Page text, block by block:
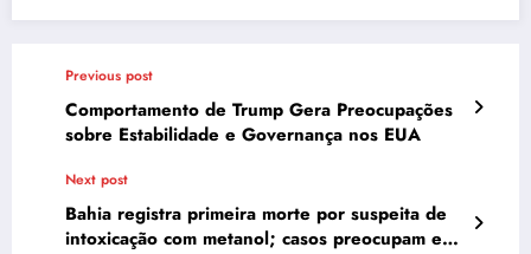
Previous post
Comportamento de Trump Gera Preocupações
sobre Estabilidade e Governança nos EUA
Next post
Bahia registra primeira morte por suspeita de
intoxicação com metanol; casos preocupam em